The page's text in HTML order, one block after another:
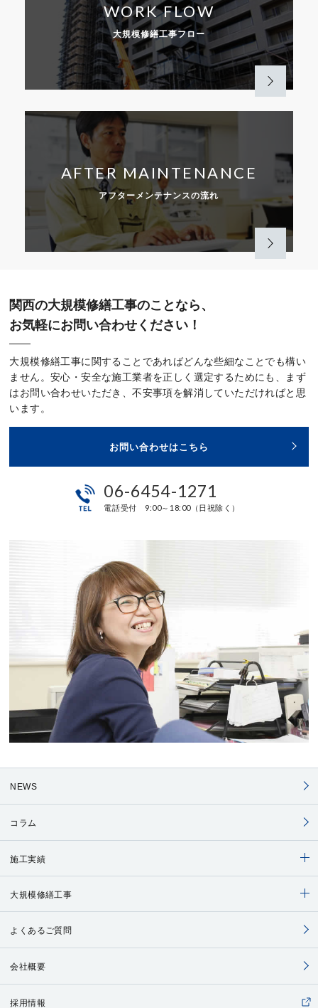
WORK FLOW
大規模修繕工事フロー
AFTER MAINTENANCE
アフターメンテナンスの流れ
関西の大規模修繕工事のことなら、
お気軽にお問い合わせください！
大規模修繕工事に関することであればどんな些細なことでも構い
ません。安心・安全な施工業者を正しく選定するためにも、まず
はお問い合わせいただき、不安事項を解消していただければと思
います。
お問い合わせはこちら
06-6454-1271
電話受付 9:00～18:00（日祝除く）
NEWS
コラム
施工実績
大規模修繕工事
よくあるご質問
会社概要
採用情報